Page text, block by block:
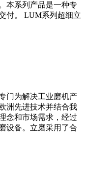
本系列产品是一种专
付。 LUM系列超细立
门为解决工业磨机产
洲先进技术并结合我
念和市场需求，经过
设备。立磨采用了合